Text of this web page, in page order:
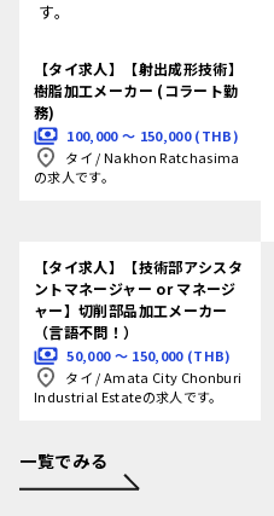
す。
【タイ求人】【射出成形技術】
樹脂加工メーカー (コラート勤
務)
100,000 〜 150,000 (THB)
タイ /Nakhon Ratchasima
の求人です。
【タイ求人】【技術部アシスタ
ントマネージャー or マネージ
ャー】切削部品加工メーカー
（言語不問！）
50,000 〜 150,000 (THB)
タイ /Amata City Chonburi
Industrial Estateの求人です。
一覧でみる